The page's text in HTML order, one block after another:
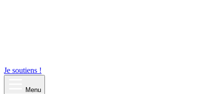
Je soutiens !
Menu